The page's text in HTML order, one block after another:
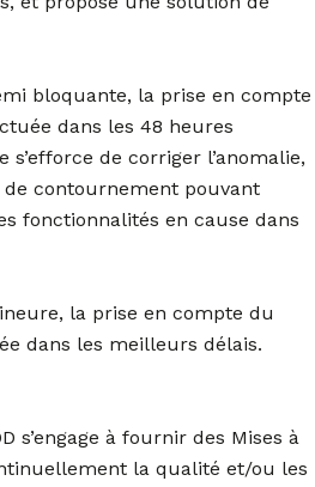
bloquante, la prise en compte
dans les 48 heures
s’efforce de corriger l’anomalie,
contournement pouvant
fonctionnalités en cause dans
la prise en compte du
dans les meilleurs délais.
s’engage à fournir des Mises à
la qualité et/ou les